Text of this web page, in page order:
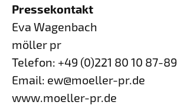
Pressekontakt
Eva Wagenbach
möller pr
Telefon: +49 (0)221 80 10 87-89
Email: ew@moeller-pr.de
www.moeller-pr.de